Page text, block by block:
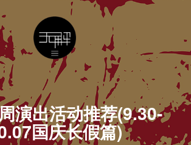
演出活动推荐(9.30-
国庆长假篇)